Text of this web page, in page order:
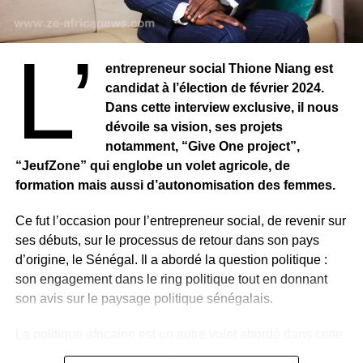
Lorsque Aya se met à fredonner un air, Alicia chope le
rythme vertigineux en clin d’œil : c’est un duo entre les
malienne se mettent à chanter les rêves et les étoiles. Le
public est déchaîné. Alicia ne maîtrise pas bien la
chanson, mais elle a pour elle deux atouts de taille :
l’expérience et la confiance.
RELATED TOPICS:
SÉNÉGAL – One Lyrical, Leyna et Bass ; un trio
qui repousse les limites du rap galsen
DON'T MISS
PARIS FASHION WEEK – Le styliste franco-
camerounais Imane Ayissi fait briller la mode
africaine dans la capitale française ! Fortissimo !
sur la scène pour une photo de famille.
La date officielle des élections n’est pas encore annoncée
mais l’alliance Démocratique est déterminée à faire
entendre sa voix en ces périodes pré-électorales.
L’
entrepreneur social Thione Niang est
candidat à l’élection de février 2024.
Dans cette interview exclusive, il nous
dévoile sa vision, ses projets
notamment, “Give One project”,
“JeufZone” qui englobe un volet agricole, de
formation mais aussi d’autonomisation des femmes.
Ce fut l’occasion pour l’entrepreneur social, de revenir sur
ses débuts, sur le processus de retour dans son pays
d’origine, le Sénégal. Il a abordé la question politique :
son engagement dans le ring politique tout en donnant
son avis sur le paysage politique sénégalais.
interview. L’urgence de l’industrialisation du continent,